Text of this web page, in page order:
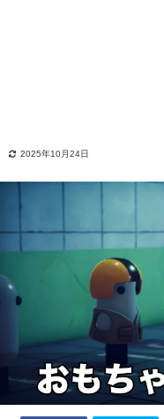
2025年10月24日